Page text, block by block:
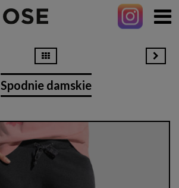
Spodnie damskie